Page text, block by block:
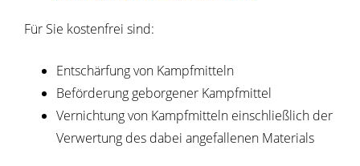
Für Sie kostenfrei sind:
Entschärfung von Kampfmitteln
Beförderung geborgener Kampfmittel
Vernichtung von Kampfmitteln einschließlich der
Verwertung des dabei angefallenen Materials